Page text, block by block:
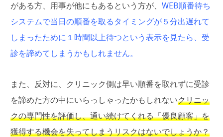
がある方、用事が他にもあるという方が、 WEB順番待ち
システムで当日の順番を取るタイミングが５分出遅れて
しまったために１時間以上待つという表示を見たら、受
診を諦めてしまうかもしれません。
また、反対に、クリニック側は早い順番を取れずに受診
を諦めた方の中にいらっしゃったかもしれないクリニッ
クの専門性を評価し、通い続けてくれる「優良顧客」を
獲得する機会を失ってしまうリスクはないでしょうか？